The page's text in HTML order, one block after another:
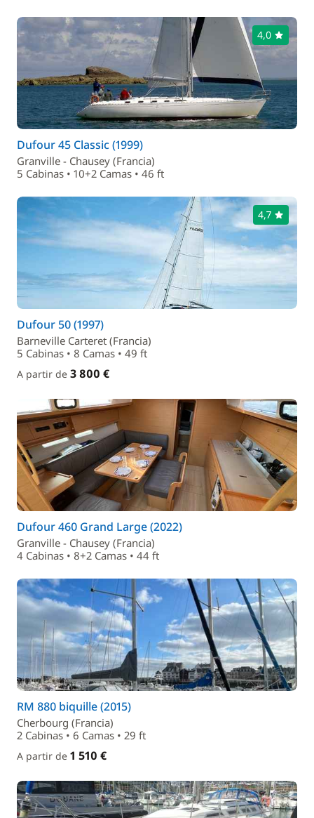
4,0
Dufour 45 Classic (1999)
Granville - Chausey (Francia)
5 Cabinas • 10+2 Camas • 46 ft
4,7
Dufour 50 (1997)
Barneville Carteret (Francia)
5 Cabinas • 8 Camas • 49 ft
A partir de 3 800 €
Dufour 460 Grand Large (2022)
Granville - Chausey (Francia)
4 Cabinas • 8+2 Camas • 44 ft
RM 880 biquille (2015)
Cherbourg (Francia)
2 Cabinas • 6 Camas • 29 ft
A partir de 1 510 €